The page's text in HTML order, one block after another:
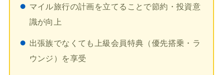
マイル旅行の計画を立てることで節約・投資意
識が向上
出張族でなくても上級会員特典（優先搭乗・ラ
ウンジ）を享受